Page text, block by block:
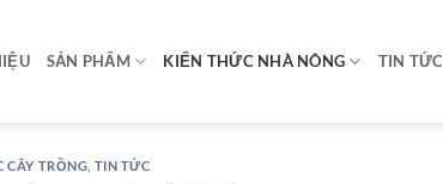
SẢN PHẨM KIẾN THỨC NHÀ NÔNG TIN TỨC
CÂY TRỒNG TIN TỨC